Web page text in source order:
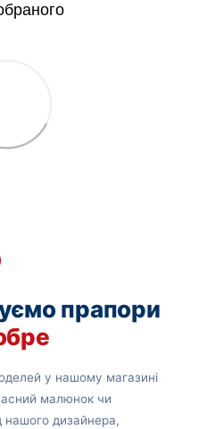
прапори
у нашому магазині
малюнок чи
нашого дизайнера,